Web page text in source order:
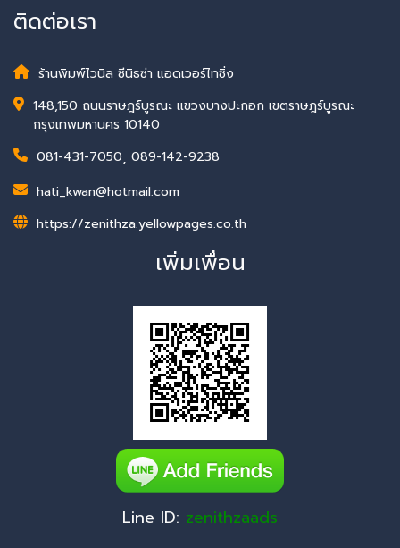
ติดต่อเรา
ร้านพิมพ์ไวนิล ซีนิธซ่า แอดเวอร์ไทซิ่ง
148,150 ถนนราษฎร์บูรณะ แขวงบางปะกอก เขตราษฎร์บูรณะ
กรุงเทพมหานคร 10140
081-431-7050, 089-142-9238
hati_kwan@hotmail.com
https://zenithza.yellowpages.co.th
เพิ่มเพื่อน
Line ID: zenithzaads